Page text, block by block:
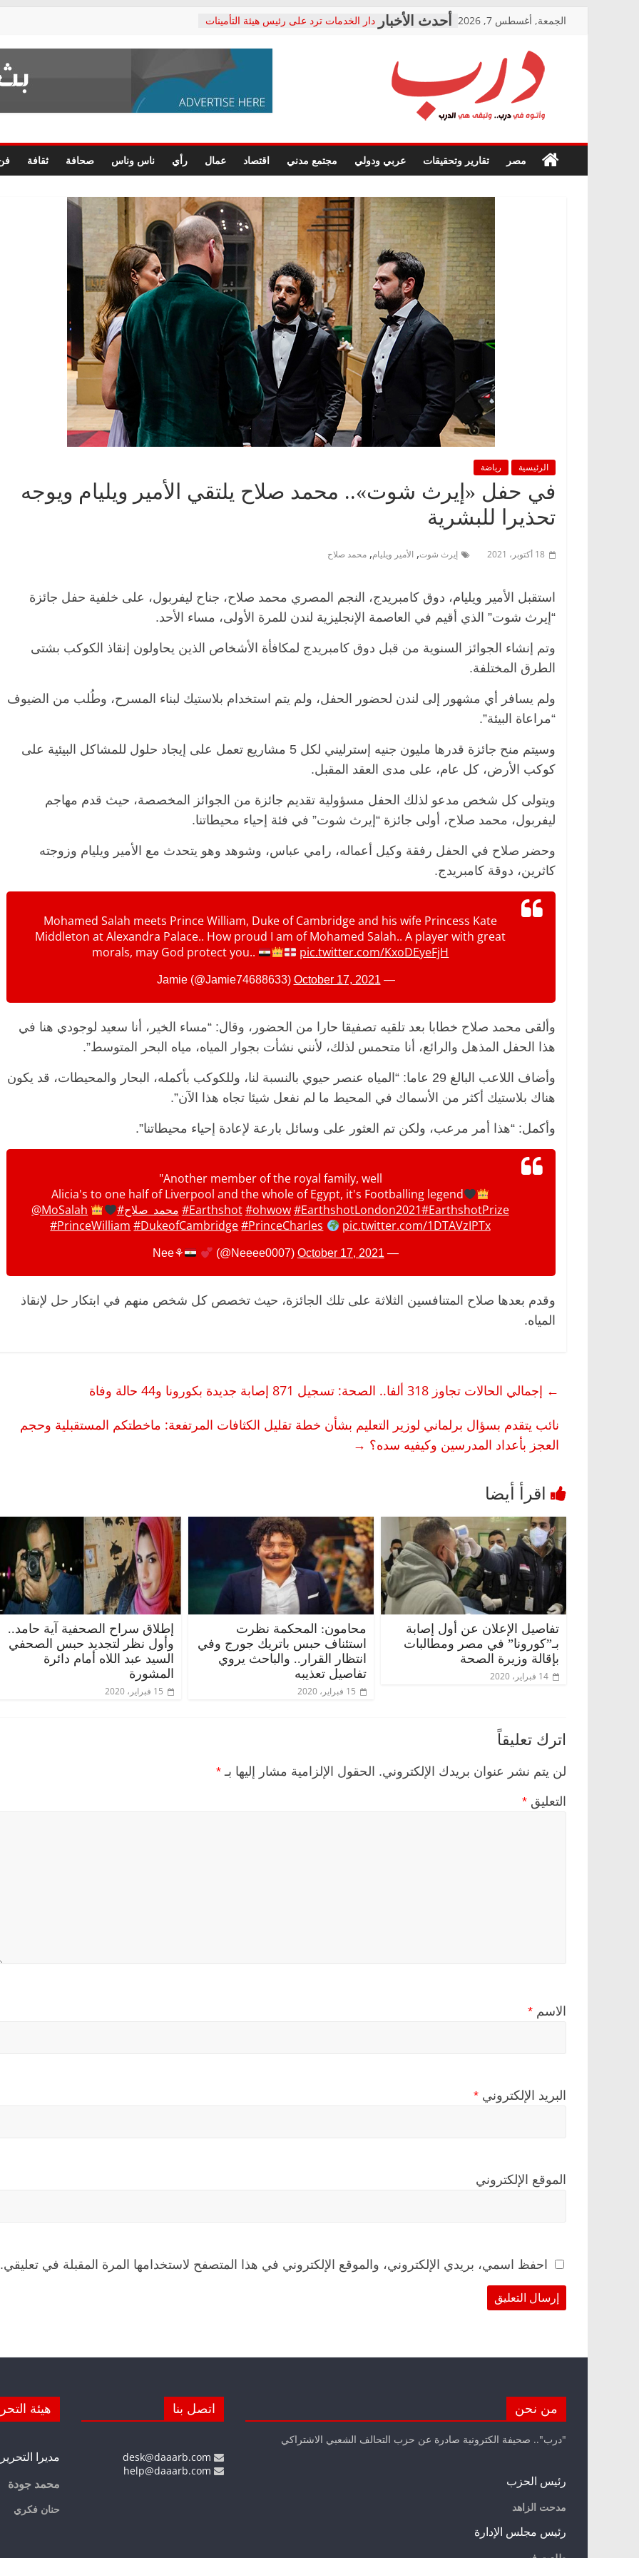
الجمعة, أغسطس 7, 2026
دار الخدمات ترد على رئيس هيئة التأمينات
معاناة أصحاب المعاشات.. ونطالب بكشف
فرحات سليمان يكتب: القطاع الصحي إلى
حزب التحالف الشعبي يطلق لجنة “الحق
صور .. اعتماد الرسومات النهائية للقرار
الوزاري لمدينة الصحفيين.. وانتهاء أعمال
إنشاء المبنى الإداري
متابعة قضية الدكتور محمد زهران.. ويؤكد:
قرينة البراءة وضمانات المحاكمة العادلة
حق أصيل
درب
في
درب..
مصر تقارير وتحقيقات عربي ودولي مجتمع مدني اقتصاد عمال رأي ناس وناس صحافة ثقافة
الرئيسية رياضة
في حفل «إيرث شوت».. محمد صلاح يلتقي الأمير ويليام ويوجه
تحذيرا للبشرية
18 أكتوبر، 2021 إيرث شوت, الأمير ويليام, محمد صلاح
استقبل الأمير ويليام، دوق كامبريدج، النجم المصري محمد صلاح، جناح ليفربول، على خلفية حفل جائزة
“إيرث شوت” الذي أقيم في العاصمة الإنجليزية لندن للمرة الأولى، مساء الأحد.
وتم إنشاء الجوائز السنوية من قبل دوق كامبريدج لمكافأة الأشخاص الذين يحاولون إنقاذ الكوكب بشتى
الطرق المختلفة.
ولم يسافر أي مشهور إلى لندن لحضور الحفل، ولم يتم استخدام بلاستيك لبناء المسرح، وطُلب من الضيوف
“مراعاة البيئة”.
وسيتم منح جائزة قدرها مليون جنيه إسترليني لكل 5 مشاريع تعمل على إيجاد حلول للمشاكل البيئية على
كوكب الأرض، كل عام، على مدى العقد المقبل.
ويتولى كل شخص مدعو لذلك الحفل مسؤولية تقديم جائزة من الجوائز المخصصة، حيث قدم مهاجم
ليفربول، محمد صلاح، أولى جائزة “إيرث شوت” في فئة إحياء محيطاتنا.
وحضر صلاح في الحفل رفقة وكيل أعماله، رامي عباس، وشوهد وهو يتحدث مع الأمير ويليام وزوجته
كاثرين، دوقة كامبريدج.
Mohamed Salah meets Prince William, Duke of Cambridge and his wife Princess Kate
Middleton at Alexandra Palace.. How proud I am of Mohamed Salah.. A player with great
morals, may God protect you..
pic.twitter.com/KxoDEyeFjH
— Jamie (@Jamie74688633)
October 17, 2021
وألقى محمد صلاح خطابا بعد تلقيه تصفيقا حارا من الحضور، وقال: “مساء الخير، أنا سعيد لوجودي هنا في
هذا الحفل المذهل والرائع، أنا متحمس لذلك، لأنني نشأت بجوار المياه، مياه البحر المتوسط”.
وأضاف اللاعب البالغ 29 عاما: “المياه عنصر حيوي بالنسبة لنا، وللكوكب بأكمله، البحار والمحيطات، قد يكون
هناك بلاستيك أكثر من الأسماك في المحيط ما لم نفعل شيئا تجاه هذا الآن”.
وأكمل: “هذا أمر مرعب، ولكن تم العثور على وسائل بارعة لإعادة إحياء محيطاتنا”.
"Another member of the royal family, well
Alicia's to one half of Liverpool and the whole of Egypt, it's Footballing legend
@MoSalah
#محمد_صلاح #Earthshot#ohwow#EarthshotLondon2021#EarthshotPrize
#PrinceWilliam #DukeofCambridge#PrinceCharles pic.twitter.com/1DTAVzIPTx
— Nee⚘
(@Neeee0007) October 17, 2021
وقدم بعدها صلاح المتنافسين الثلاثة على تلك الجائزة، حيث تخصص كل شخص منهم في ابتكار حل لإنقاذ
المياه.
← إجمالي الحالات تجاوز 318 ألفا.. الصحة: تسجيل 871 إصابة جديدة بكورونا و44 حالة وفاة
نائب يتقدم بسؤال برلماني لوزير التعليم بشأن خطة تقليل الكثافات المرتفعة: ماخطتكم المستقبلية وحجم
العجز بأعداد المدرسين وكيفيه سده؟ →
تفاصيل الإعلان عن أول إصابة
بـ”كورونا” في مصر ومطالبات
بإقالة وزيرة الصحة
14 فبراير، 2020
محامون: المحكمة نظرت
استئناف حبس باتريك جورج وفي
انتظار القرار.. والباحث يروي
تفاصيل تعذيبه
15 فبراير، 2020
إطلاق سراح الصحفية آية حامد..
وأول نظر لتجديد حبس الصحفي
السيد عبد اللاه أمام دائرة
المشورة
15 فبراير، 2020
اترك تعليقاً
لن يتم نشر عنوان بريدك الإلكتروني. الحقول الإلزامية مشار إليها بـ *
التعليق *
الاسم *
البريد الإلكتروني *
الموقع الإلكتروني
احفظ اسمي، بريدي الإلكتروني، والموقع الإلكتروني في هذا المتصفح لاستخدامها المرة المقبلة في تعليقي.
الرئيسية
حسين عبدالهادي فارس مقاومة
الخصخصة الذي دافع عن المال العام
(بروفايل)
21 فبراير، 2026
الرئيسية مصر ناس وناس
في ذكرى رحيله.. د. نور فرحات فقيه
قانوني دافع عن قضايا الوطن وانحاز
للحرية (بروفايل)
26 يناير، 2026
مصر ناس وناس
د. عبدالخالق فاروق.. خبير اقتصادي
يحتفل بذكرى ميلاده وحيداً على أبواب
من نحن
"درب".. صحيفة الكترونية صادرة عن حزب التحالف الشعبي الاشتراكي
رئيس الحزب
مدحت الزاهد
رئيس مجلس الإدارة
اتصل بنا هيئة
مديرا التحرير
محمد جودة
حنان فكري